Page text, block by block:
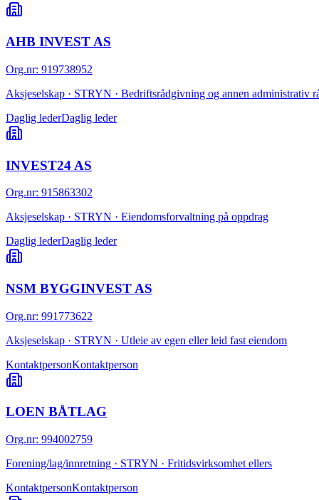
AHB INVEST AS
Org.nr: 919738952
Aksjeselskap · STRYN · Bedriftsrådgivning og annen administrativ
Daglig lederDaglig leder
INVEST24 AS
Org.nr: 915863302
Aksjeselskap · STRYN · Eiendomsforvaltning på oppdrag
Daglig lederDaglig leder
NSM BYGGINVEST AS
Org.nr: 991773622
Aksjeselskap · STRYN · Utleie av egen eller leid fast eiendom
KontaktpersonKontaktperson
LOEN BÅTLAG
Org.nr: 994002759
Forening/lag/innretning · STRYN · Fritidsvirksomhet ellers
KontaktpersonKontaktperson